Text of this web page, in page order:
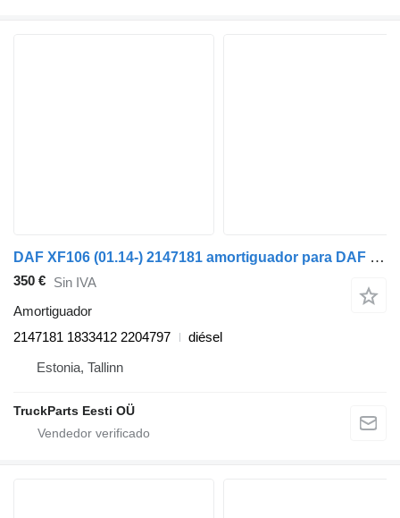
DAF XF106 (01.14-) 2147181 amortiguador para DAF XF106 (2014-) cabeza tractora
350 € Sin IVA
Amortiguador
2147181 1833412 2204797
diésel
Estonia, Tallinn
TruckParts Eesti OÜ